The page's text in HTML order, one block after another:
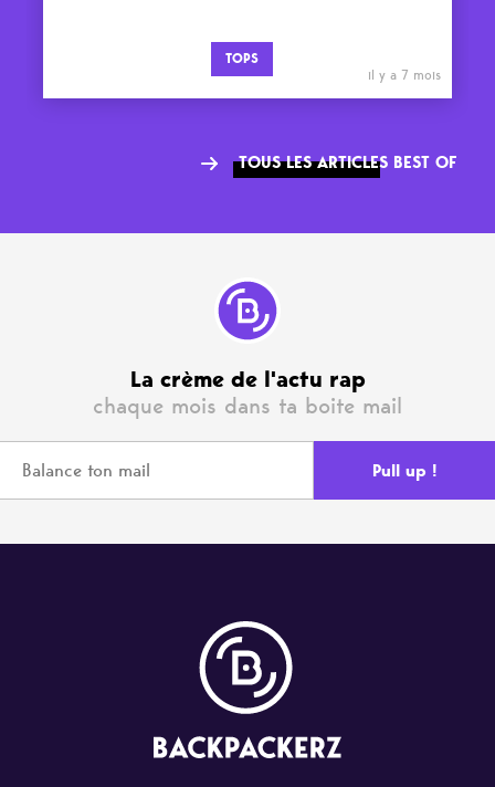
TOPS
il y a 7 mois
TOUS LES ARTICLES BEST OF
La crème de l'actu rap
chaque mois dans ta boite mail